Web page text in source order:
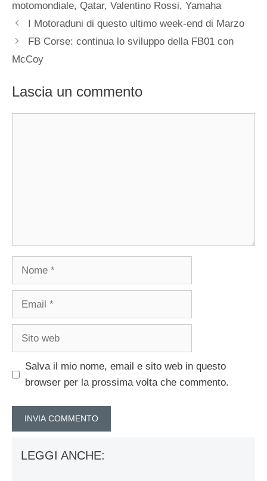
motomondiale, Qatar, Valentino Rossi, Yamaha
I Motoraduni di questo ultimo week-end di Marzo
FB Corse: continua lo sviluppo della FB01 con
McCoy
Lascia un commento
Nome
Email
Sito
Salva il mio nome, email e sito web in questo
browser per la prossima volta che commento.
LEGGI ANCHE: